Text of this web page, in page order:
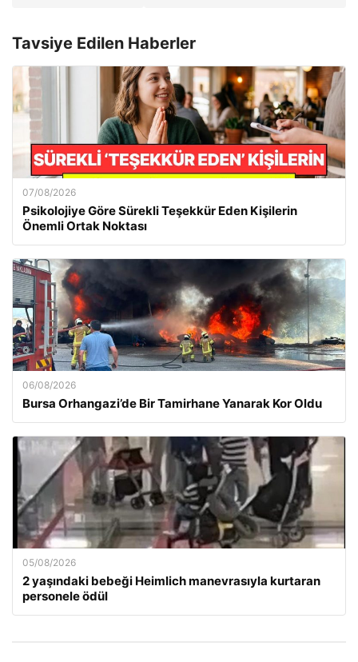
Tavsiye Edilen Haberler
07/08/2026
Psikolojiye Göre Sürekli Teşekkür Eden Kişilerin
Önemli Ortak Noktası
06/08/2026
Bursa Orhangazi’de Bir Tamirhane Yanarak Kor Oldu
05/08/2026
2 yaşındaki bebeği Heimlich manevrasıyla kurtaran
personele ödül